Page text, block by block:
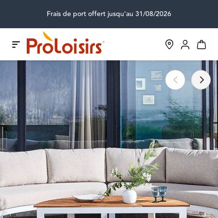
Frais de port offert jusqu'au 31/08/2026